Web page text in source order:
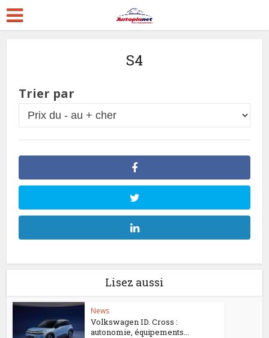
S4
Trier par
Lisez aussi
News
Volkswagen ID. Cross :
autonomie, équipements...